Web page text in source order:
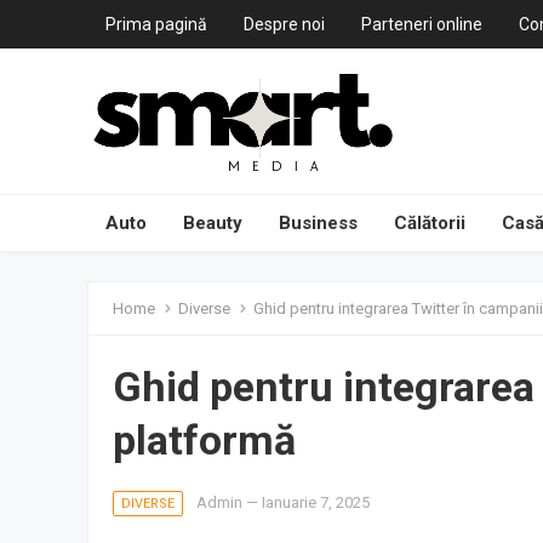
Prima pagină Despre noi Parteneri online
Auto Beauty Business Călătorii
Home Diverse Ghid pentru integrarea Twitter în
Ghid pentru
platformă
DIVERSE Admin — Ianuarie 7, 2025